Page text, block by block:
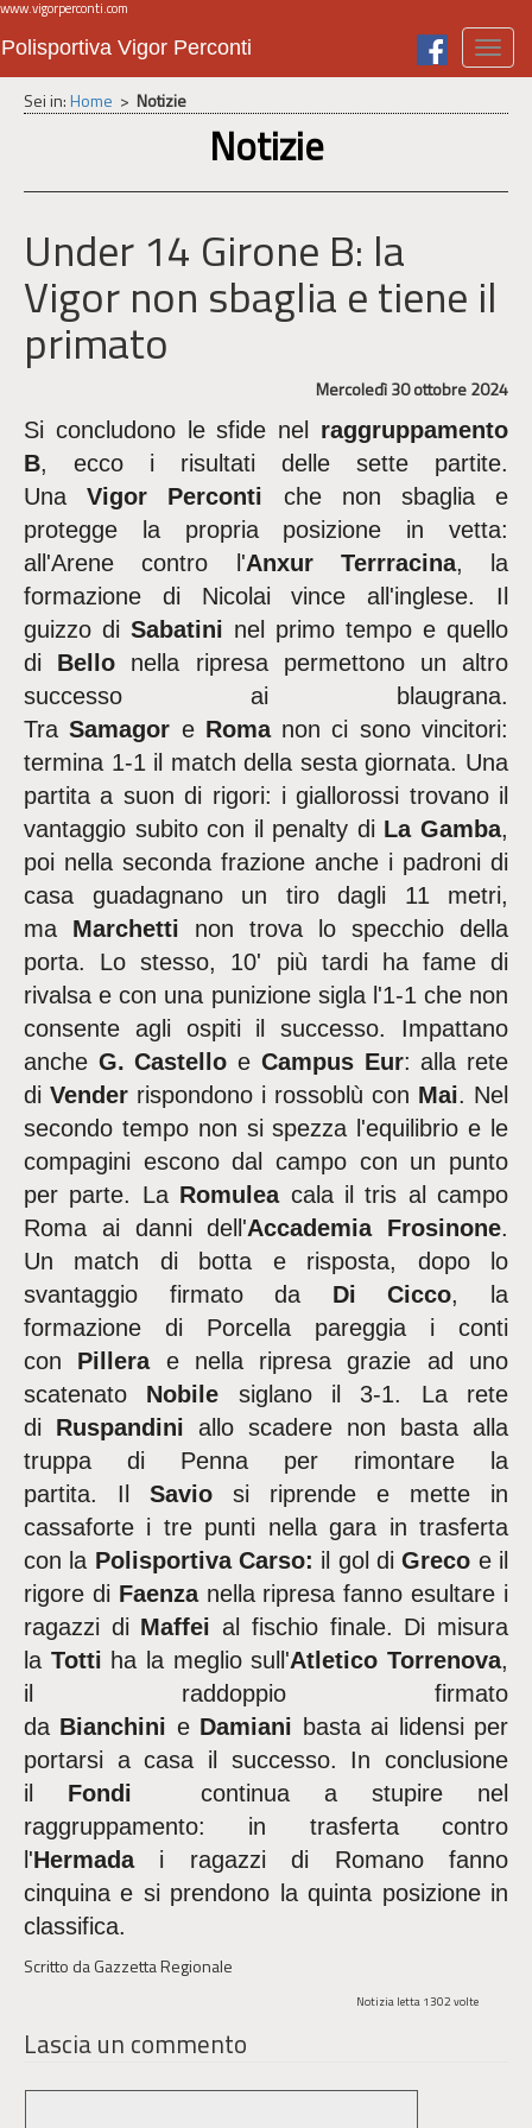
www.vigorperconti.com
Polisportiva Vigor Perconti
Sei in:Home > Notizie
Notizie
Under 14 Girone B: la
Vigor non sbaglia e tiene il
primato
Mercoledì 30 ottobre 2024
Si concludono le sfide nel raggruppamento
B, ecco i risultati delle sette partite.
UnaVigor Perconti che non sbaglia e
protegge la propria posizione in vetta:
all'Arene contro l'Anxur Terrracina, la
formazione di Nicolai vince all'inglese. Il
guizzo di Sabatini nel primo tempo e quello
di Bello nella ripresa permettono un altro
successo ai blaugrana.
TraSamagor e Romanon ci sono vincitori:
termina 1-1 il match della sesta giornata. Una
partita a suon di rigori: i giallorossi trovano il
vantaggio subito con il penalty di La Gamba,
poi nella seconda frazione anche i padroni di
casa guadagnano un tiro dagli 11 metri,
ma Marchetti non trova lo specchio della
porta. Lo stesso, 10' più tardi ha fame di
rivalsa e con una punizione sigla l'1-1 che non
consente agli ospiti il successo. Impattano
anche G. Castello e Campus Eur: alla rete
di Vender rispondono i rossoblù con Mai. Nel
secondo tempo non si spezza l'equilibrio e le
compagini escono dal campo con un punto
per parte. La Romulea cala il tris al campo
Roma ai danni dell'Accademia Frosinone.
Un match di botta e risposta, dopo lo
svantaggio firmato da Di Cicco, la
formazione di Porcella pareggia i conti
con Pillerae nella ripresa grazie ad uno
scatenato Nobile siglano il 3-1. La rete
di Ruspandini allo scadere non basta alla
truppa di Penna per rimontare la
partita. Il Savio si riprende e mette in
cassaforte i tre punti nella gara in trasferta
con la Polisportiva Carso: il gol diGreco e il
rigore di Faenzanella ripresa fanno esultare i
ragazzi di Maffeial fischio finale. Di misura
la Totti ha la meglio sull'Atletico Torrenova,
il raddoppio firmato
da Bianchini e Damiani basta ai lidensi per
portarsi a casa il successo. In conclusione
il Fondi
continua a stupire nel
raggruppamento: in trasferta contro
l'Hermada i ragazzi di Romano fanno
cinquina e si prendono la quinta posizione in
classifica.
Scritto da Gazzetta Regionale
Notizia letta 1302 volte
Lascia un commento